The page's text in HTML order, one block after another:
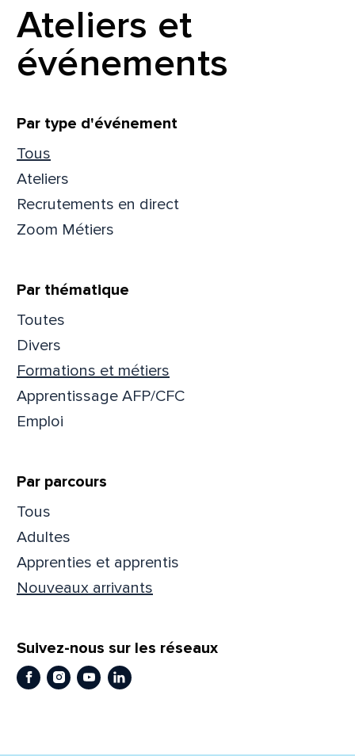
Ateliers et
événements
Filtrer
Par type d'événement
Tous
Ateliers
Recrutements en direct
Zoom Métiers
Par thématique
Toutes
Divers
Formations et métiers
Apprentissage AFP/CFC
Emploi
Par parcours
Tous
Adultes
Apprenties et apprentis
Nouveaux arrivants
Suivez-nous sur les réseaux
Facebook
Instagram
YoutubeLinkedIn